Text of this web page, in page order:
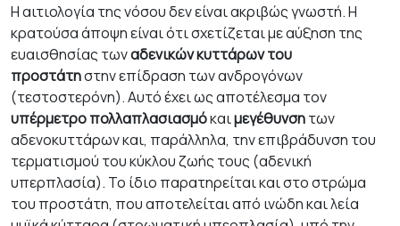
Η αιτιολογία της νόσου δεν είναι ακριβώς γνωστή. Η
κρατούσα άποψη είναι ότι σχετίζεται με αύξηση της
ευαισθησίας τωναδενικών κυττάρων του
προστάτηστην επίδραση των ανδρογόνων
(τεστοστερόνη). Αυτό έχει ως αποτέλεσμα τον
υπέρμετρο πολλαπλασιασμόκαιμεγέθυνσητων
αδενοκυττάρων και, παράλληλα, την επιβράδυνση του
τερματισμού του κύκλου ζωής τους (αδενική
υπερπλασία). Το ίδιο παρατηρείται και στο στρώμα
του προστάτη, που αποτελείται από ινώδη και λεία